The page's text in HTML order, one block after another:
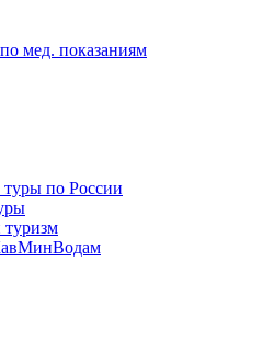
мед. показаниям
по России